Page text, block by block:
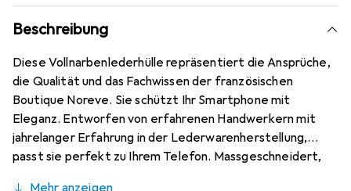
Beschreibung
Diese Vollnarbenlederhülle repräsentiert die Ansprüche,
die Qualität und das Fachwissen der französischen
Boutique Noreve. Sie schützt Ihr Smartphone mit
Eleganz. Entworfen von erfahrenen Handwerkern mit
jahrelanger Erfahrung in der Lederwarenherstellung,
passt sie perfekt zu Ihrem Telefon. Massgeschneidert,
Mehr anzeigen